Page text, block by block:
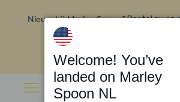
Nieuw bij Marley Spoon?Bestel nu en
Welcome! You’ve
landed on Marley
Spoon NL